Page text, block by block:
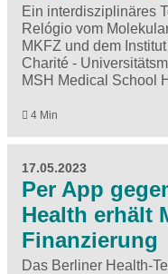
Ein interdisziplinäres
Relógio vom
MKFZ und dem
Charité -
MSH Medical School
4 Min
17.05.2023
Per App
Health erhält
Finanzierung
Das Berliner Health-